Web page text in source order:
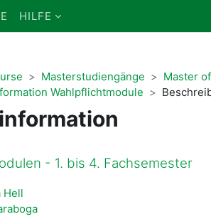
HILFE
Masterstudiengänge Master
Wahlpflichtmodule
- 1. bis 4. Fachsemester
Hell